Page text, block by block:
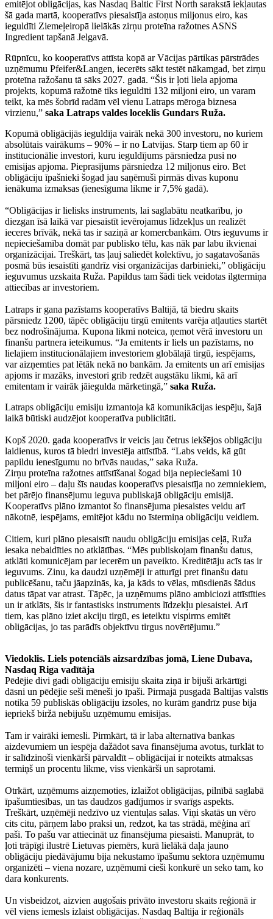
emitējot obligācijas, kas Nasdaq Baltic First North sarakstā iekļautas
šā gada martā, kooperatīvs piesaistīja astoņus miljonus eiro, kas
ieguldīti Ziemeļeiropā lielākās zirņu proteīna ražotnes ASNS
Ingredient tapšanā Jelgavā.
Rūpnīcu, ko kooperatīvs attīsta kopā ar Vācijas pārtikas pārstrādes
uzņēmumu Pfeifer&Langen, iecerēts sākt testēt nākamgad, bet zirņu
proteīna ražošanu tā sāks 2027. gadā. “Šis ir ļoti liela apjoma
projekts, kopumā ražotnē tiks ieguldīti 132 miljoni eiro, un varam
teikt, ka mēs šobrīd radām vēl vienu Latraps mēroga biznesa
virzienu,” saka Latraps valdes loceklis Gundars Ruža.
Kopumā obligācijās ieguldīja vairāk nekā 300 investoru, no kuriem
absolūtais vairākums – 90% – ir no Latvijas. Starp tiem ap 60 ir
institucionālie investori, kuru ieguldījums pārsniedza pusi no
emisijas apjoma. Pieprasījums pārsniedza 12 miljonus eiro. Bet
obligāciju īpašnieki šogad jau saņēmuši pirmās divas kuponu
ienākuma izmaksas (ienesīguma likme ir 7,5% gadā).
“Obligācijas ir lielisks instruments, lai saglabātu neatkarību, jo
diezgan īsā laikā var piesaistīt ievērojamus līdzekļus un realizēt
ieceres brīvāk, nekā tas ir saziņā ar komercbankām. Otrs ieguvums ir
nepieciešamība domāt par publisko tēlu, kas nāk par labu ikvienai
organizācijai. Treškārt, tas ļauj saliedēt kolektīvu, jo sagatavošanās
posmā būs iesaistīti gandrīz visi organizācijas darbinieki,” obligāciju
ieguvumus uzskaita Ruža. Papildus tam šādi tiek veidotas ilgtermiņa
attiecības ar investoriem.
Latraps ir gana pazīstams kooperatīvs Baltijā, tā biedru skaits
pārsniedz 1200, tāpēc obligāciju tirgū emitents varēja atļauties startēt
bez nodrošinājuma. Kupona likmi noteica, ņemot vērā investoru un
finanšu partnera ieteikumus. “Ja emitents ir liels un pazīstams, no
lielajiem institucionālajiem investoriem globālajā tirgū, iespējams,
var aizņemties pat lētāk nekā no bankām. Ja emitents un arī emisijas
apjoms ir mazāks, investori grib redzēt augstāku likmi, kā arī
emitentam ir vairāk jāiegulda mārketingā,” saka Ruža.
Latraps obligāciju emisiju izmantoja kā komunikācijas iespēju, šajā
laikā būtiski audzējot kooperatīva publicitāti.
Kopš 2020. gada kooperatīvs ir veicis jau četrus iekšējos obligāciju
laidienus, kuros tā biedri investēja attīstībā. “Labs veids, kā gūt
papildu ienesīgumu no brīvās naudas,” saka Ruža.
Zirņu proteīna ražotnes attīstīšanai šogad bija nepieciešami 10
miljoni eiro – daļu šīs naudas kooperatīvs piesaistīja no zemniekiem,
bet pārējo finansējumu ieguva publiskajā obligāciju emisijā.
Kooperatīvs plāno izmantot šo finansējuma piesaistes veidu arī
nākotnē, iespējams, emitējot kādu no īstermiņa obligāciju veidiem.
Citiem, kuri plāno piesaistīt naudu obligāciju emisijas ceļā, Ruža
iesaka nebaidīties no atklātības. “Mēs publiskojam finanšu datus,
atklāti komunicējam par iecerēm un paveikto. Kreditētāju acīs tas ir
ieguvums. Zinu, ka daudzi uzņēmēji ir atturīgi pret finanšu datu
publicēšanu, taču jāapzinās, ka, ja kāds to vēlas, mūsdienās šādus
datus tāpat var atrast. Tāpēc, ja uzņēmums plāno ambiciozi attīstīties
un ir atklāts, šis ir fantastisks instruments līdzekļu piesaistei. Arī
tiem, kas plāno iziet akciju tirgū, es ieteiktu vispirms emitēt
obligācijas, jo tas parādīs objektīvu tirgus novērtējumu.”
Viedoklis. Liels potenciāls aizsardzības jomā, Liene Dubava,
Nasdaq Riga vadītāja
Pēdējie divi gadi obligāciju emisiju skaita ziņā ir bijuši ārkārtīgi
dāsni un pēdējie seši mēneši jo īpaši. Pirmajā pusgadā Baltijas valstīs
notika 59 publiskās obligāciju izsoles, no kurām gandrīz puse bija
iepriekš biržā nebijušu uzņēmumu emisijas.
Tam ir vairāki iemesli. Pirmkārt, tā ir laba alternatīva bankas
aizdevumiem un iespēja dažādot sava finansējuma avotus, turklāt to
ir salīdzinoši vienkārši pārvaldīt – obligācijai ir noteikts atmaksas
termiņš un procentu likme, viss vienkārši un saprotami.
Otrkārt, uzņēmums aizņemoties, izlaižot obligācijas, pilnībā saglabā
īpašumtiesības, un tas daudzos gadījumos ir svarīgs aspekts.
Treškārt, uzņēmēji nedzīvo uz vientuļas salas. Viņi skatās un vēro
cits citu, pārņem labo praksi un, redzot, ka tas strādā, mēģina arī
paši. To pašu var attiecināt uz finansējuma piesaisti. Manuprāt, to
ļoti trāpīgi ilustrē Lietuvas piemērs, kurā lielākā daļa jauno
obligāciju piedāvājumu bija nekustamo īpašumu sektora uzņēmumu
organizēti – viena nozare, uzņēmumi cieši konkurē un seko tam, ko
dara konkurents.
Un visbeidzot, aizvien augošais privāto investoru skaits reģionā ir
vēl viens iemesls izlaist obligācijas. Nasdaq Baltija ir reģionāls